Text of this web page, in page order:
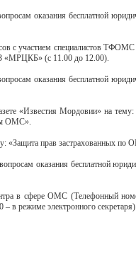
оказания бесплатной
с участием специалистов
«МРЦКБ» (с 11.00 до 12.00).
оказания бесплатной
«Известия Мордовии» на тему:
ОМС».
«Защита прав застрахованных по
оказания бесплатной
в сфере ОМС (Телефонный
в режиме электронного секретаря).